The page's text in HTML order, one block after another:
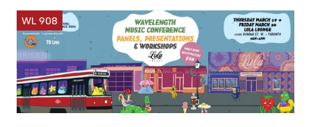
WL 908